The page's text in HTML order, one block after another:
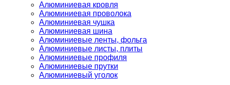
Алюминиевая кровля
Алюминиевая проволока
Алюминиевая чушка
Алюминиевая шина
Алюминиевые ленты, фольга
Алюминиевые листы, плиты
Алюминиевые профиля
Алюминиевые прутки
Алюминиевый уголок